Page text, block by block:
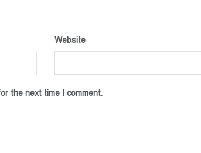
Website
the next time I comment.